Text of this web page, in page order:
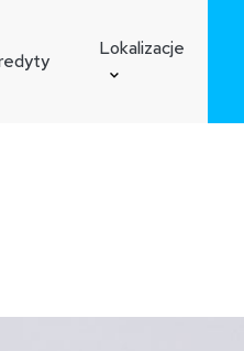
Lokalizacje
Toruń